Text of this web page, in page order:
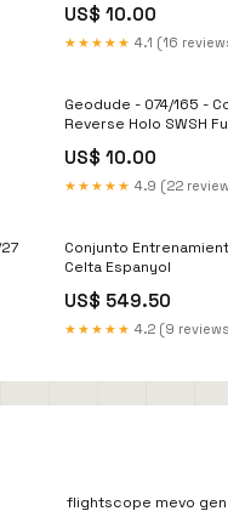
US$ 10.00
★★★★★ 4.1 (16
Geodude - 074/165 -
Reverse Holo SWSH
US$ 10.00
★★★★★ 4.9 (22
Conjunto
Celta Espanyol
US$ 549.50
★★★★★ 4.2 (9
flightscope mevo gen